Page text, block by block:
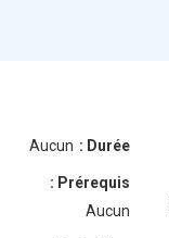
Durée :
Aucun
Prérequis :
Aucun